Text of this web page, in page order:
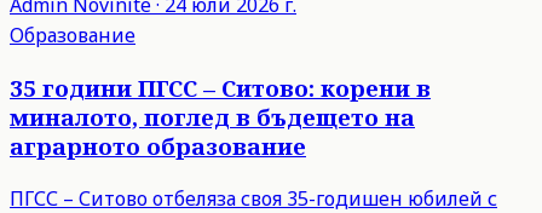
Образование
35 години ПГСС – Ситово: корени в
миналото, поглед в бъдещето на
аграрното образование
ПГСС – Ситово отбеляза своя 35-годишен юбилей с